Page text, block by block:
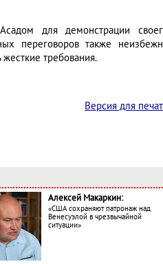
для демонстрации
переговоров также
требования.
Версия для
Алексей Макаркин:
«США сохраняют патронаж над
Венесуэлой в чрезвычайной
ситуации»